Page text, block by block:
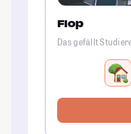
Flop
Das gefällt